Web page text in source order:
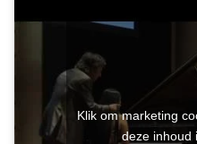
Klik om marketing
deze inhoud